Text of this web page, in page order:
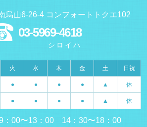
烏山6-26-4 コンフォートトクエ102
03-5969-4618
シロイハ
火 水 木 金 土 日祝
● ● ● ● ▲ 休
● ● ● ● ▲ 休
00〜13：00 14：30〜18：00